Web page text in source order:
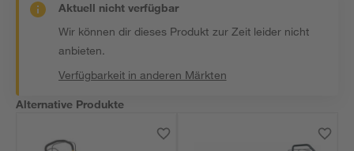
Aktuell nicht verfügbar
Wir können dir dieses Produkt zur Zeit leider nicht
anbieten.
Verfügbarkeit in anderen Märkten
Alternative Produkte